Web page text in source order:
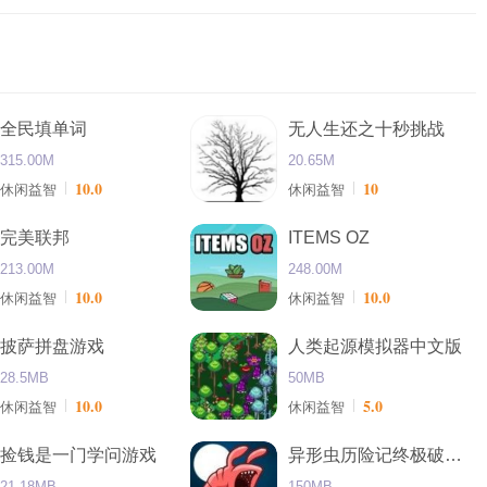
全民填单词
315.00M
休闲益智
10.0
无人生还之十秒挑战
20.65M
休闲益智
10
完美联邦
213.00M
休闲益智
10.0
ITEMS OZ
248.00M
休闲益智
10.0
披萨拼盘游戏
28.5MB
休闲益智
10.0
人类起源模拟器中文版
50MB
休闲益智
5.0
捡钱是一门学问游戏 异形虫历险记终极破解版